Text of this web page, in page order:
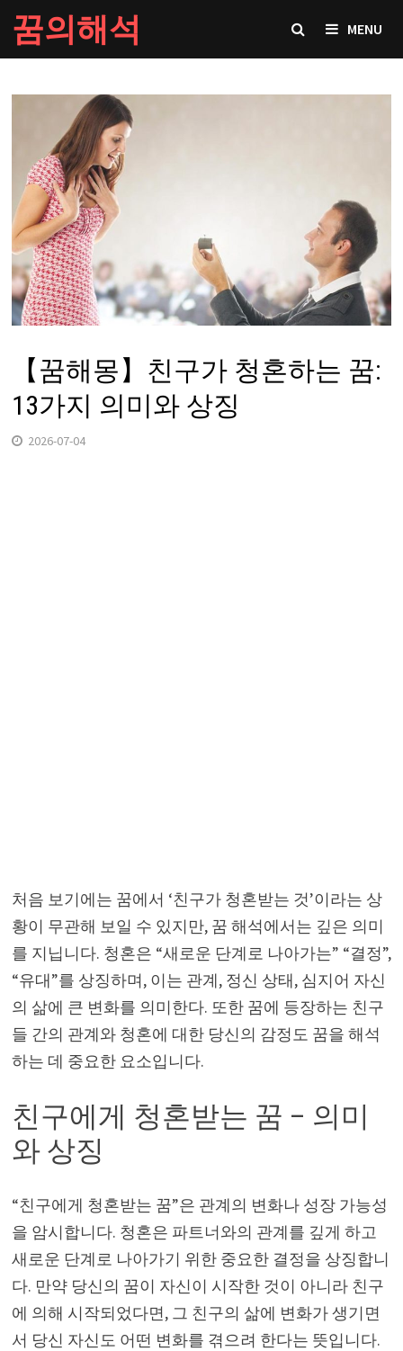
Skip
to
content
꿈의해석 MENU
【꿈해몽】친구가 청혼하는 꿈:
13가지 의미와 상징
2026-07-04
처음 보기에는 꿈에서 ‘친구가 청혼받는 것’이라는 상
황이 무관해 보일 수 있지만, 꿈 해석에서는 깊은 의미
를 지닙니다. 청혼은 “새로운 단계로 나아가는” “결정”,
“유대”를 상징하며, 이는 관계, 정신 상태, 심지어 자신
의 삶에 큰 변화를 의미한다. 또한 꿈에 등장하는 친구
들 간의 관계와 청혼에 대한 당신의 감정도 꿈을 해석
하는 데 중요한 요소입니다.
친구에게 청혼받는 꿈 – 의미
와 상징
“친구에게 청혼받는 꿈”은 관계의 변화나 성장 가능성
을 암시합니다. 청혼은 파트너와의 관계를 깊게 하고
새로운 단계로 나아가기 위한 중요한 결정을 상징합니
다. 만약 당신의 꿈이 자신이 시작한 것이 아니라 친구
에 의해 시작되었다면, 그 친구의 삶에 변화가 생기면
서 당신 자신도 어떤 변화를 겪으려 한다는 뜻입니다.